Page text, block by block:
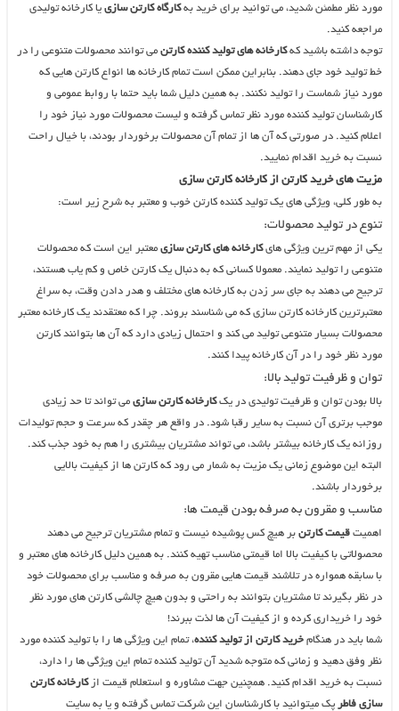
مورد نظر مطمئن شدید، می توانید برای خرید بهکارگاه کارتن سازییا کارخانه تولیدی
مراجعه کنید.
توجه داشته باشید کهکارخانه های تولید کننده کارتن می توانند محصولات متنوعی را در
خط تولید خود جای دهند. بنابراین ممکن است تمام کارخانه ها انواع کارتن هایی که
مورد نیاز شماست را تولید نکنند. به همین دلیل شما باید حتما با روابط عمومی و
کارشناسان تولید کننده مورد نظر تماس گرفته و لیست محصولات مورد نیاز خود را
اعلام کنید. در صورتی که آن ها از تمام آن محصولات برخوردار بودند، با خیال راحت
نسبت به خرید اقدام نمایید.
مزیت های خرید کارتن از کارخانه کارتن سازی
به طور کلی، ویژگی های یک تولید کننده کارتن خوب و معتبر به شرح زیر است:
تنوع در تولید محصولات:
یکی از مهم ترین ویژگی هایکارخانه های کارتن سازیمعتبر این است که محصولات
متنوعی را تولید نمایند. معمولا کسانی که به دنبال یک کارتن خاص و کم یاب هستند،
ترجیح می دهند به جای سر زدن به کارخانه های مختلف و هدر دادن وقت، به سراغ
معتبرترین کارخانه کارتن سازی که می شناسند بروند. چرا که معتقدند یک کارخانه معتبر
محصولات بسیار متنوعی تولید می کند و احتمال زیادی دارد که آن ها بتوانند کارتن
مورد نظر خود را در آن کارخانه پیدا کنند.
توان و ظرفیت تولید بالا:
بالا بودن توان و ظرفیت تولیدی در یککارخانه کارتن سازیمی تواند تا حد زیادی
موجب برتری آن نسبت به سایر رقبا شود. در واقع هر چقدر که سرعت و حجم تولیدات
روزانه یک کارخانه بیشتر باشد، می تواند مشتریان بیشتری را هم به خود جذب کند.
البته این موضوع زمانی یک مزیت به شمار می رود که کارتن ها از کیفیت بالایی
برخوردار باشند.
مناسب و مقرون به صرفه بودن قیمت ها:
اهمیت قیمت کارتنبر هیچ کس پوشیده نیست و تمام مشتریان ترجیح می دهند
محصولاتی با کیفیت بالا اما قیمتی مناسب تهیه کنند. به همین دلیل کارخانه های معتبر و
با سابقه همواره در تلاشند قیمت هایی مقرون به صرفه و مناسب برای محصولات خود
در نظر بگیرند تا مشتریان بتوانند به راحتی و بدون هیچ چالشی کارتن های مورد نظر
خود را خریداری کرده و از کیفیت آن ها لذت ببرند!
شما باید در هنگام خرید کارتن از تولید کننده، تمام این ویژگی ها را با تولید کننده مورد
نظر وفق دهید و زمانی که متوجه شدید آن تولید کننده تمام این ویژگی ها را دارد،
نسبت به خرید اقدام کنید. همچنین جهت مشاوره و استعلام قیمت ازکارخانه کارتن
سازی فاطر پک میتوانید با کارشناسان این شرکت تماس گرفته و یا به سایت